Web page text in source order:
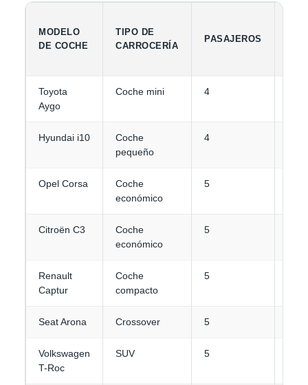
MODELO
DE COCHE
TIPO DE
CARROCERÍA
PASAJEROS
Toyota
Aygo
Coche mini 4
Hyundai i10
Coche
pequeño
4
Opel Corsa
Coche
económico
5
Citroën C3
Coche
económico
5
Renault
Captur
Coche
compacto
5
Seat Arona Crossover 5
Volkswagen
T-Roc
SUV 5